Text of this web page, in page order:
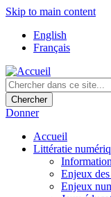
Skip to main content
English
Français
Donner
Accueil
Littératie
Enjeux
Enjeux